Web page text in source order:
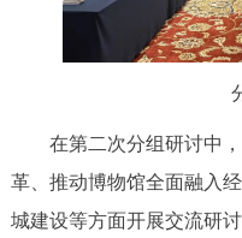
在第二次分组研讨中，
革、推动博物馆全面融入
城建设等方面开展交流研